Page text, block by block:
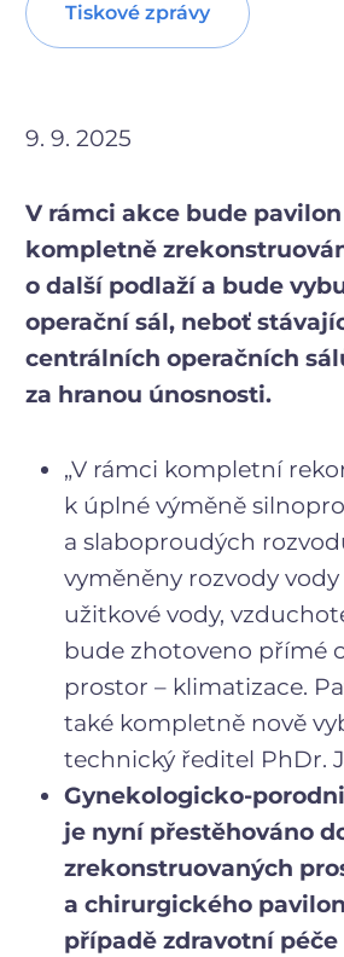
Tiskové zprávy
9. 9. 2025
V rámci akce bude
kompletně
o další podlaží a bude
operační sál, neboť
centrálních operačních
za hranou únosnosti.
„V rámci kompletní
k úplné výměně
a slaboproudých
vyměněny rozvody
užitkové vody,
bude zhotoveno přímé
prostor – klimatizace.
také kompletně nově
technický ředitel PhDr.
Gynekologicko-
je nyní přestěhováno
zrekonstruovaných
a chirurgického
případě zdravotní